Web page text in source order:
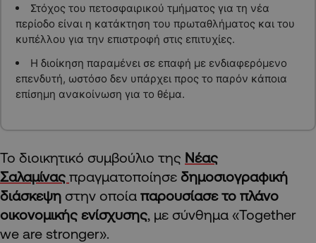
Στόχος του πετοσφαιρικού τμήματος για τη νέα
περίοδο είναι η κατάκτηση του πρωταθλήματος και του
κυπέλλου για την επιστροφή στις επιτυχίες.
Η διοίκηση παραμένει σε επαφή με ενδιαφερόμενο
επενδυτή, ωστόσο δεν υπάρχει προς το παρόν κάποια
επίσημη ανακοίνωση για το θέμα.
Το διοικητικό συμβούλιο της Νέας
Σαλαμίνας πραγματοποίησε δημοσιογραφική
διάσκεψη στην οποία παρουσίασε το πλάνο
οικονομικής ενίσχυσης, με σύνθημα «Together
we are stronger».